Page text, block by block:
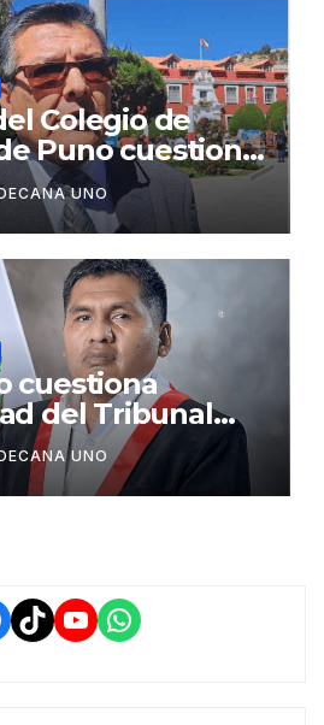
Colegio de
Puno cuestiona
sobre seguridad
UNO
cuestiona
del Tribunal
tras liberación
UNO
TikTokYouTube
WhatsApp